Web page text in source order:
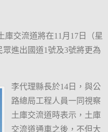
庫交流道將在11月17日（星
進出國道1號及3號將更為
李代理縣長於14日，與公
路總局工程人員一同視察
土庫交流道時表示，土庫
交流道通車之後，不但大